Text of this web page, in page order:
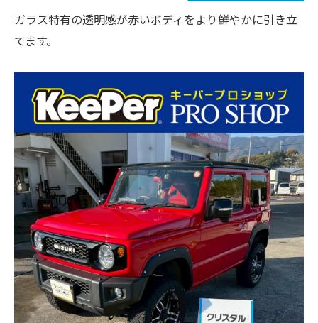
ガラス特有の透明感が赤いボディをより鮮やかに引き立
てます。